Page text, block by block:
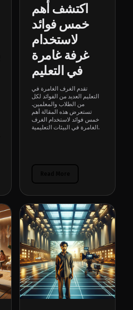
اكتشف أهم
خمس فوائد
لاستخدام
غرفة غامرة
في التعليم
تقدم الغرف الغامرة في
التعليم العديد من الفوائد لكل
من الطلاب والمعلمين.
تستعرض هذه المقالة أهم
خمس فوائد لاستخدام الغرف
الغامرة في البيئات التعليمية.